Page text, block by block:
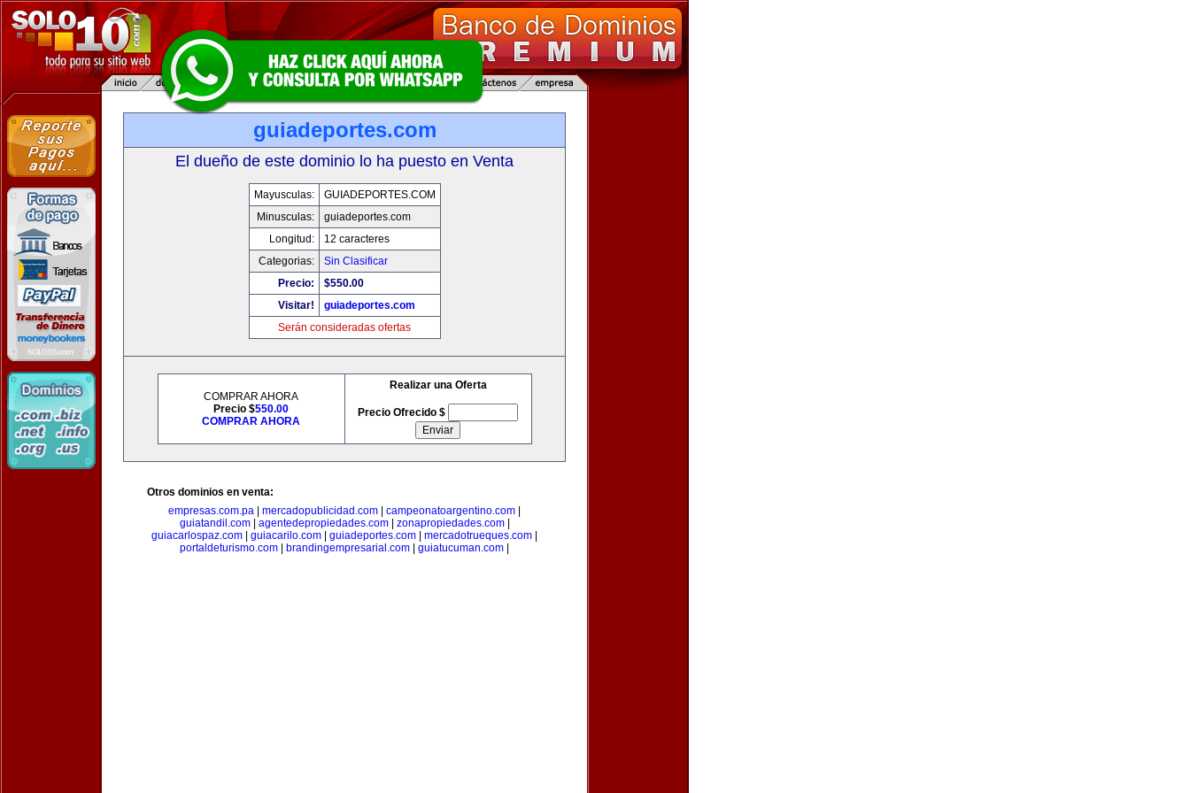
guiadeportes.com
El dueño de este dominio lo ha puesto en Venta
Mayusculas:
GUIADEPORTES.COM
Minusculas:
guiadeportes.com
Longitud:
12 caracteres
Categorias:
Sin Clasificar
Precio:
$550.00
Visitar!
guiadeportes.com
Serán consideradas ofertas
COMPRAR AHORA
Precio $550.00
COMPRAR AHORA
Realizar una Oferta
Precio Ofrecido $
Otros dominios en venta:
empresas.com.pa
mercadopublicidad.com campeonatoargentino.com
guiatandil.com| agentedepropiedades.com| zonapropiedades.com|
guiacarlospaz.com
guiacarilo.com guiadeportes.com mercadotrueques.com
portaldeturismo.com
brandingempresarial.com guiatucuman.com